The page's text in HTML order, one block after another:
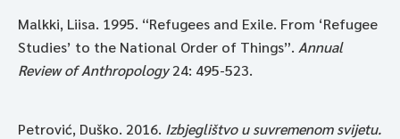
Malkki, Liisa. 1995. “Refugees and Exile. From ‘Refugee
Studies’ to the National Order of Things”. Annual
Review of Anthropology24: 495-523.
Petrović, Duško. 2016. Izbjeglištvo u suvremenom svijetu.